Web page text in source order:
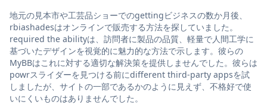
地元の見本市や工芸品ショーでのgettingビジネスの数か月後、
rbiashadesはオンラインで販売する方法を探していました。
required the abilityは、訪問者に製品の品質、軽量で人間工学に
基づいたデザインを視覚的に魅力的な方法で示します。彼らの
MyBBはこれに対する適切な解決策を提供しませんでした。彼らは
powrスライダーを見つける前にdifferent third-party appsを試
しましたが、サイトの一部であるかのように見えず、不格好で使
いにくいものはありませんでした。